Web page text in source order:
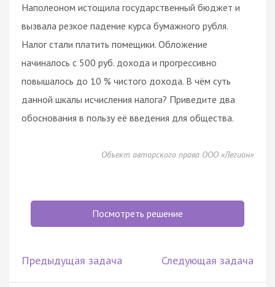
Наполеоном истощила государственный бюджет и
вызвала резкое падение курса бумажного рубля.
Налог стали платить помещики. Обложение
начиналось с 500 руб. дохода и прогрессивно
повышалось до 10 % чистого дохода. В чём суть
данной шкалы исчисления налога? Приведите два
обоснования в пользу её введения для общества.
Объект авторского права ООО «Легион»
Посмотреть решение
Предыдущая задача Следующая задача